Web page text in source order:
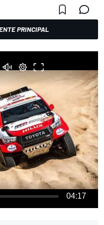
PRINCIPAL
04:17